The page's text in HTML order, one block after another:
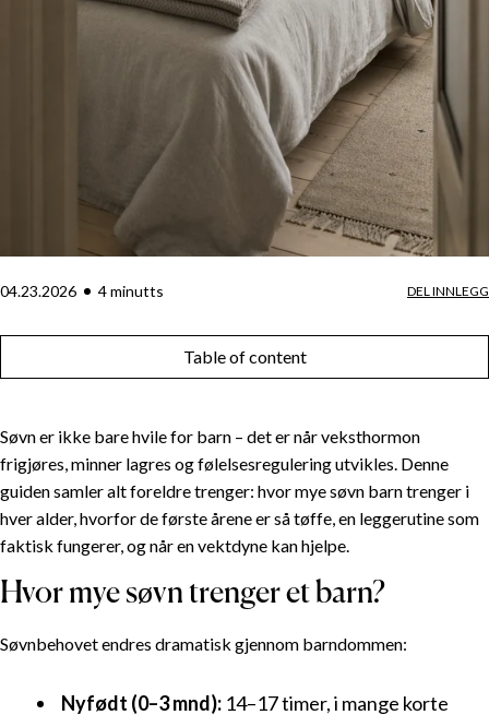
04.23.2026 4minutts DEL INNLEGG
Table of content
Søvn er ikke bare hvile for barn – det er når veksthormon
frigjøres, minner lagres og følelsesregulering utvikles. Denne
guiden samler alt foreldre trenger: hvor mye søvn barn trenger i
hver alder, hvorfor de første årene er så tøffe, en leggerutine som
faktisk fungerer, og når en vektdyne kan hjelpe.
Hvor mye søvn trenger et barn?
Søvnbehovet endres dramatisk gjennom barndommen:
Nyfødt (0–3 mnd): 14–17 timer, i mange korte